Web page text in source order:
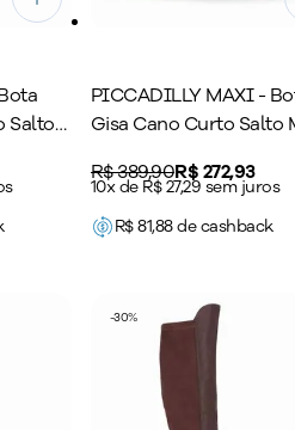
Salto
PICCADILLY MAXI -
Gisa Cano Curto Salto
Original price:
R$ 389,90Price:
R$ 272,93
10x de R$ 27,29 sem juros
R$81,88de cashback
-30%